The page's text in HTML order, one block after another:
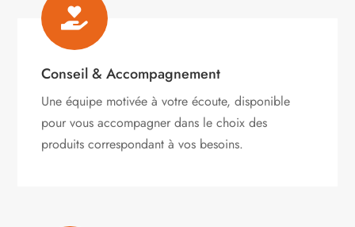

Conseil & Accompagnement
Une équipe motivée à votre écoute, disponible
pour vous accompagner dans le choix des
produits correspondant à vos besoins.